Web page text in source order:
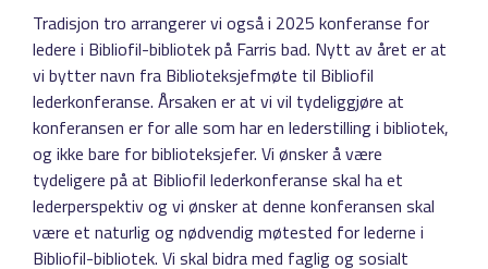
Tradisjon tro arrangerer vi også i 2025 konferanse for
ledere i Bibliofil-bibliotek på Farris bad. Nytt av året er at
vi bytter navn fra Biblioteksjefmøte til Bibliofil
lederkonferanse. Årsaken er at vi vil tydeliggjøre at
konferansen er for alle som har en lederstilling i bibliotek,
og ikke bare for biblioteksjefer. Vi ønsker å være
tydeligere på at Bibliofil lederkonferanse skal ha et
lederperspektiv og vi ønsker at denne konferansen skal
være et naturlig og nødvendig møtested for lederne i
Bibliofil-bibliotek. Vi skal bidra med faglig og sosialt